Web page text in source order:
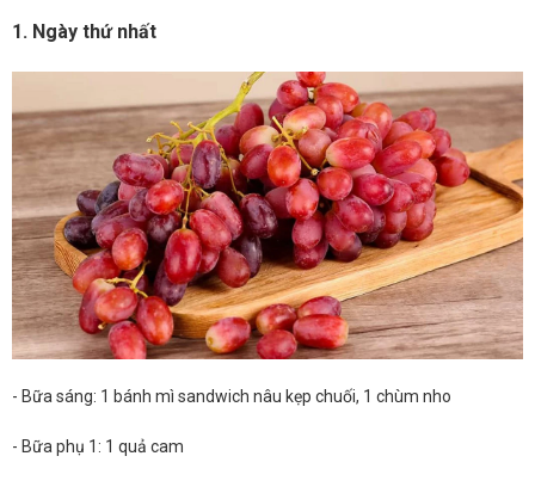
1. Ngày thứ nhất
- Bữa sáng: 1 bánh mì sandwich nâu kẹp chuối, 1 chùm nho
- Bữa phụ 1: 1 quả cam